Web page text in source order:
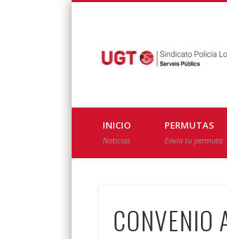
FacebookTwitter
INICIO
Noticias
PERMUTAS
Envía tu permuta
CONVENIO